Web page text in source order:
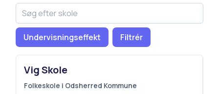
Undervisningseffekt Filtrér
Vig Skole
Folkeskole i Odsherred Kommune